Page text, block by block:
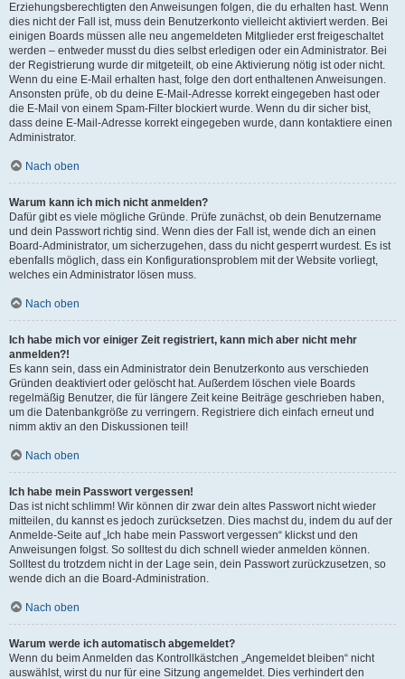
Erziehungsberechtigten den Anweisungen folgen, die du erhalten hast. Wenn
dies nicht der Fall ist, muss dein Benutzerkonto vielleicht aktiviert werden. Bei
einigen Boards müssen alle neu angemeldeten Mitglieder erst freigeschaltet
werden – entweder musst du dies selbst erledigen oder ein Administrator. Bei
der Registrierung wurde dir mitgeteilt, ob eine Aktivierung nötig ist oder nicht.
Wenn du eine E-Mail erhalten hast, folge den dort enthaltenen Anweisungen.
Ansonsten prüfe, ob du deine E-Mail-Adresse korrekt eingegeben hast oder
die E-Mail von einem Spam-Filter blockiert wurde. Wenn du dir sicher bist,
dass deine E-Mail-Adresse korrekt eingegeben wurde, dann kontaktiere einen
Administrator.
Nach oben
Warum kann ich mich nicht anmelden?
Dafür gibt es viele mögliche Gründe. Prüfe zunächst, ob dein Benutzername
und dein Passwort richtig sind. Wenn dies der Fall ist, wende dich an einen
Board-Administrator, um sicherzugehen, dass du nicht gesperrt wurdest. Es ist
ebenfalls möglich, dass ein Konfigurationsproblem mit der Website vorliegt,
welches ein Administrator lösen muss.
Nach oben
Ich habe mich vor einiger Zeit registriert, kann mich aber nicht mehr
anmelden?!
Es kann sein, dass ein Administrator dein Benutzerkonto aus verschieden
Gründen deaktiviert oder gelöscht hat. Außerdem löschen viele Boards
regelmäßig Benutzer, die für längere Zeit keine Beiträge geschrieben haben,
um die Datenbankgröße zu verringern. Registriere dich einfach erneut und
nimm aktiv an den Diskussionen teil!
Nach oben
Ich habe mein Passwort vergessen!
Das ist nicht schlimm! Wir können dir zwar dein altes Passwort nicht wieder
mitteilen, du kannst es jedoch zurücksetzen. Dies machst du, indem du auf der
Anmelde-Seite auf „Ich habe mein Passwort vergessen“ klickst und den
Anweisungen folgst. So solltest du dich schnell wieder anmelden können.
Solltest du trotzdem nicht in der Lage sein, dein Passwort zurückzusetzen, so
wende dich an die Board-Administration.
Nach oben
Warum werde ich automatisch abgemeldet?
Wenn du beim Anmelden das Kontrollkästchen „Angemeldet bleiben“ nicht
auswählst, wirst du nur für eine Sitzung angemeldet. Dies verhindert den